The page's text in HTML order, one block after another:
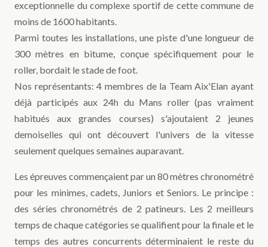
exceptionnelle du complexe sportif de cette commune de
moins de 1600 habitants.
Parmi toutes les installations, une piste d'une longueur de
300 mètres en bitume, conçue spécifiquement pour le
roller, bordait le stade de foot.
Nos représentants: 4 membres de la Team Aix'Elan ayant
déjà participés aux 24h du Mans roller (pas vraiment
habitués aux grandes courses) s'ajoutaient 2 jeunes
demoiselles qui ont découvert l'univers de la vitesse
seulement quelques semaines auparavant.
Les épreuves commençaient par un 80 mètres chronométré
pour les minimes, cadets, Juniors et Seniors. Le principe :
des séries chronométrés de 2 patineurs. Les 2 meilleurs
temps de chaque catégories se qualifient pour la finale et le
temps des autres concurrents déterminaient le reste du